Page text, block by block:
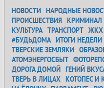
НОВОСТИ НАРОДНЫЕ
ПРОИСШЕСТВИЯ КРИМИНАЛ
КУЛЬТУРА ТРАНСПОРТ ЖКХ
#БУДЬДОМА ИТОГИ НЕДЕЛИ
ТВЕРСКИЕ ЗЕМЛЯКИ
АТОМЭНЕРГОСБЫТ
ДОРОГА ДОМОЙ ГЕНИЙ
ТВЕРЬ В ЛИЦАХ КОТОПЕС И